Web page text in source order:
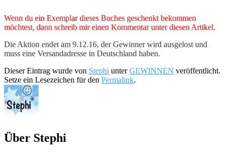
Wenn du ein Exemplar dieses Buches geschenkt bekommen
möchtest, dann schreib mir einen Kommentar unter diesen Artikel.
Die Aktion endet am 9.12.16, der Gewinner wird ausgelost und
muss eine Versandadresse in Deutschland haben.
Dieser Eintrag wurde von Stephi unterGEWINNEN veröffentlicht.
Setze ein Lesezeichen für den Permalink.
Über Stephi